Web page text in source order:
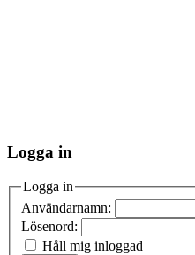
Logga in
Logga in
Användarnamn:
Lösenord:
Håll mig inloggad